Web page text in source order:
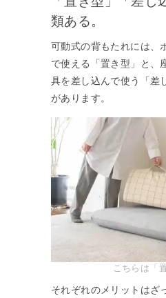
類ある。
可動式の背もたれには、
で使える「置き型」と、
具を差し込んで使う「差
があります。
こちらは「
それぞれのメリットはざ